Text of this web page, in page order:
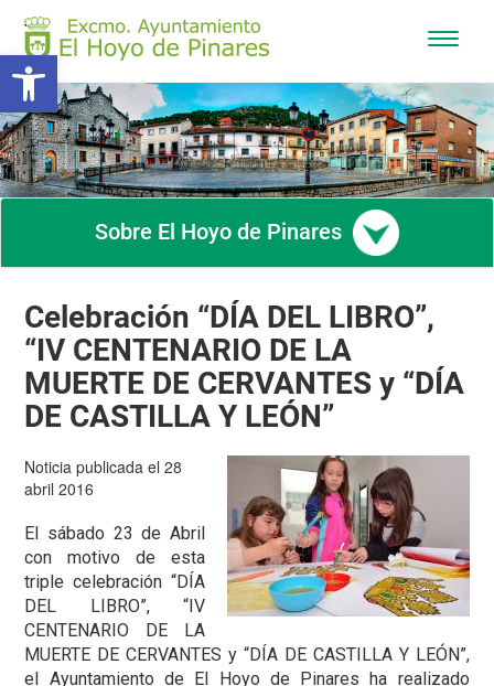
Abrir barra de herramientas
Ocultar
Sobre El Hoyo de Pinares
Celebración “DÍA DEL LIBRO”,
“IV CENTENARIO DE LA
MUERTE DE CERVANTES y “DÍA
DE CASTILLA Y LEÓN”
Noticia publicada el 28
abril 2016
El sábado 23 de Abril
con motivo de esta
triple celebración “DÍA
DEL LIBRO”, “IV
CENTENARIO DE LA
MUERTE DE CERVANTES y “DÍA DE CASTILLA Y LEÓN”,
el Ayuntamiento de El Hoyo de Pinares ha realizado